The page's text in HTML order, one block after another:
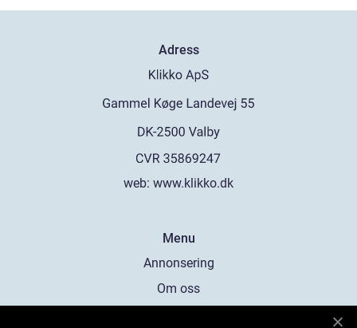
Adress
web: www.klikko.dk
Menu
Annonsering
Om oss